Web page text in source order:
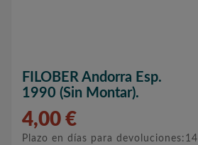
FILOBER Andorra Esp.
1990 (sin Montar).
4,00 €
Plazo en días para devoluciones:14